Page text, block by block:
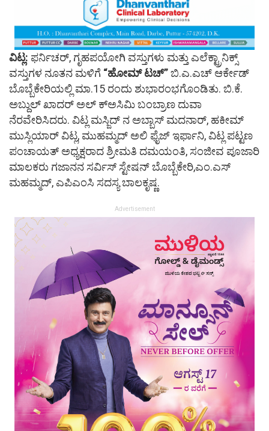
ವಿಟ್ಲ: ಫರ್ನಿಚರ್, ಗೃಹಪಯೋಗಿ ವಸ್ತುಗಳು ಮತ್ತು ಎಲೆಕ್ಟ್ರಾನಿಕ್ಸ್
ವಸ್ತುಗಳ ನೂತನ ಮಳಿಗೆ “ಹೋಮ್ ಟಚ್”ಬಿ.ಎ.ಎಚ್ ಆರ್ಕೇಡ್
ಬೊಬ್ಬೆಕೇರಿಯಲ್ಲಿ ಮಾ.15 ರಂದು ಶುಭಾರಂಭಗೊಂಡಿತು. ಬಿ.ಕೆ.
ಅಬ್ದುಲ್ ಖಾದರ್ ಅಲ್ ಕ್ಅಸಿಮಿ ಬಂಬ್ರಾಣ ದುವಾ
ನೆರವೇರಿಸಿದರು. ವಿಟ್ಲ ಮಸ್ಜಿದ್ ನ ಅಬ್ಬಾಸ್ ಮದನಾರ್, ಹಕೀಮ್
ಮುಸ್ಲಿಯಾರ್ ವಿಟ್ಲ, ಮುಹಮ್ಮದ್ ಅಲಿ ಫೈಜ್ ಇರ್ಫಾನಿ, ವಿಟ್ಲ ಪಟ್ಟಣ
ಪಂಚಾಯತ್ ಅಧ್ಯಕ್ಷರಾದ ಶ್ರೀಮತಿ ದಮಯಂತಿ, ಸಂಜೀವ ಪೂಜಾರಿ
ಮಾಲಕರು ಗಜಾನನ ಸರ್ವಿಸ್ ಸ್ಟೇಷನ್ ಬೊಬ್ಬೆಕೇರಿ,ಎಂ.ಎಸ್
ಮಹಮ್ಮದ್, ಎಪಿಎಂಸಿ ಸದಸ್ಯ ಬಾಲಕೃಷ್ಣ.
Advertisement